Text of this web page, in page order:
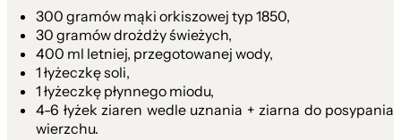
300 gramów mąki orkiszowej typ 1850,
30 gramów drożdży świeżych,
400 ml letniej, przegotowanej wody,
1 łyżeczkę soli,
1 łyżeczkę płynnego miodu,
4-6 łyżek ziaren wedle uznania + ziarna do posypania
wierzchu.